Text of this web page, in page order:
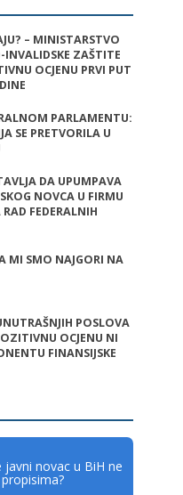
– MINISTARSTVO
INVALIDSKE ZAŠTITE
OCJENU PRVI PUT
PARLAMENTU:
SE PRETVORILA U
DA UPUMPAVA
NOVCA U FIRMU
FEDERALNIH
MI SMO NAJGORI NA
POSLOVA
OCJENU NI
FINANSIJSKE
novac u BiH ne